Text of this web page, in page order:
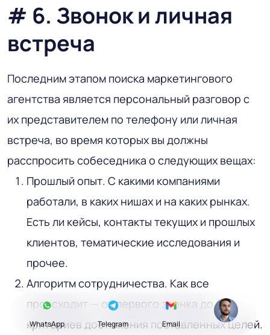
# 6. Звонок и личная
встреча
Последним этапом поиска маркетингового
агентства является персональный разговор с
их представителем по телефону или личная
встреча, во время которых вы должны
расспросить собеседника о следующих вещах:
Прошлый опыт. С какими компаниями
работали, в каких нишах и на каких рынках.
Есть ли кейсы, контакты текущих и прошлых
клиентов, тематические исследования и
прочее.
Алгоритм сотрудничества. Как все
происходит — от первого звонка до
критериев достижения поставленных целей.
WhatsApp Telegram Email